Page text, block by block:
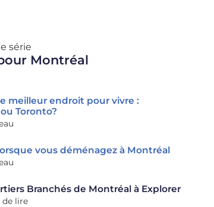
série
Montréal
meilleur endroit pour vivre :
Toronto?
vous déménagez à Montréal
Branchés de Montréal à Explorer
de lire